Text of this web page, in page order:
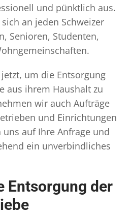
und pünktlich aus.
an jeden Schweizer
Senioren, Studenten,
um die Entsorgung
aus ihrem Haushalt zu
wir auch Aufträge
und Einrichtungen
auf Ihre Anfrage und
ein unverbindliches
Entsorgung der